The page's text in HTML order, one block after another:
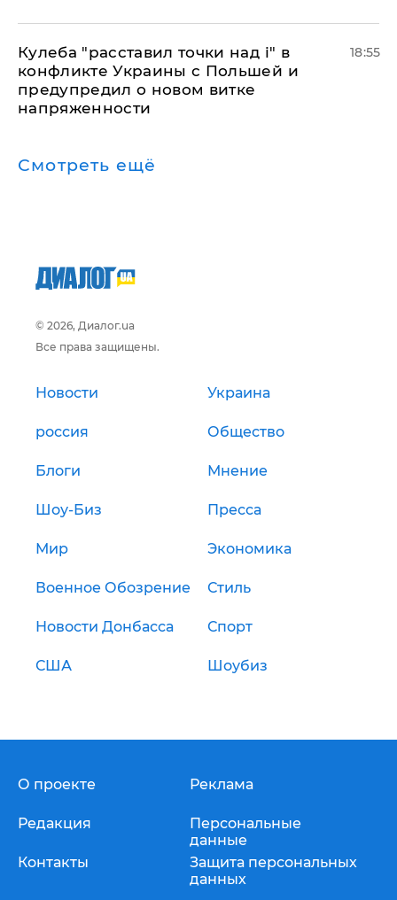
Кулеба "расставил точки над і" в
конфликте Украины с Польшей и
предупредил о новом витке
напряженности
18:55
Смотреть ещё
© 2026, Диалог.ua
Все права защищены.
Новости Украина
россия Общество
Блоги Мнение
Шоу-Биз Пресса
Мир Экономика
Военное Обозрение Стиль
Новости Донбасса Спорт
США Шоубиз
О проекте
Редакция
Контакты
Реклама
Персональные
данные
Защита персональных
данных